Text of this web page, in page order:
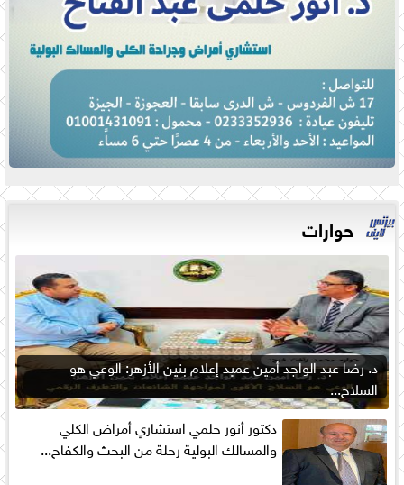
حوارات
د. رضا عبد الواجد أمين عميد إعلام بنين الأزهر: الوعي هو
السلاح...
دكتور أنور حلمي استشاري أمراض الكلي
والمسالك البولية رحلة من البحث والكفاح...